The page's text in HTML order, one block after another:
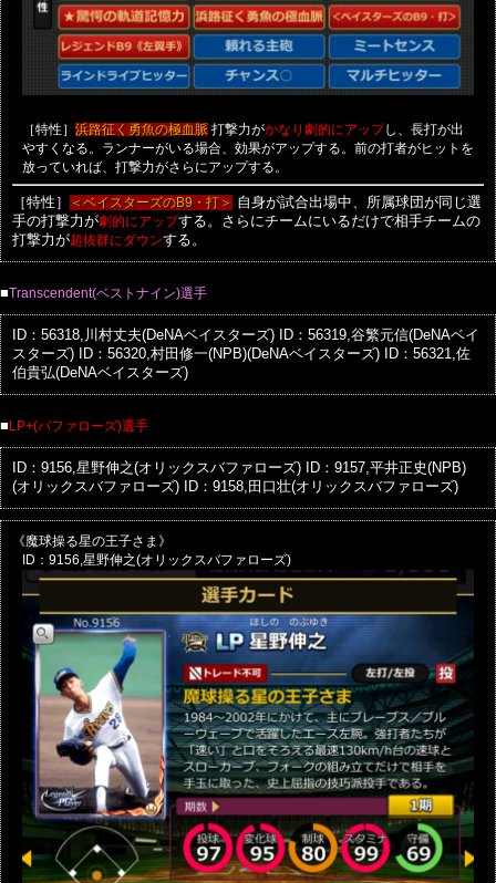
［特性］ 浜路征く勇魚の極血脈打撃力がかなり劇的にアップし、長打が出
やすくなる。ランナーがいる場合、効果がアップする。前の打者がヒットを
放っていれば、打撃力がさらにアップする。
［特性］ ＜ベイスターズのB9・打＞ 自身が試合出場中、所属球団が同じ選
手の打撃力が劇的にアップする。さらにチームにいるだけで相手チームの
打撃力が超抜群にダウンする。
■Transcendent(ベストナイン)選手
ID：56318,川村丈夫(DeNAベイスターズ) ID：56319,谷繁元信(DeNAベイ
スターズ) ID：56320,村田修一(NPB)(DeNAベイスターズ) ID：56321,佐
伯貴弘(DeNAベイスターズ)
■LP+(バファローズ)選手
ID：9156,星野伸之(オリックスバファローズ) ID：9157,平井正史(NPB)
(オリックスバファローズ) ID：9158,田口壮(オリックスバファローズ)
《魔球操る星の王子さま》
ID：9156,星野伸之(オリックスバファローズ)